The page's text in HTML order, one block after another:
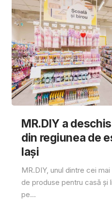
MR.DIY a
din regiunea de
Iași
MR.DIY, unul dintre cei
de produse pentru casă
pe...